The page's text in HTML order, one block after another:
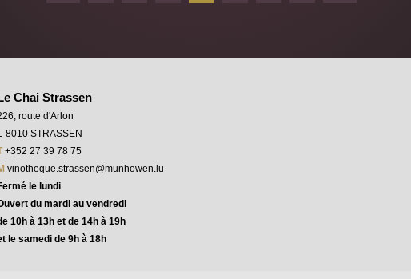
Chai Strassen
route d'Arlon
8010 STRASSEN
+352 27 39 78 75
vinotheque.strassen@munhowen.lu
le lundi
du mardi au vendredi
10h à 13h et de 14h à 19h
le samedi de 9h à 18h